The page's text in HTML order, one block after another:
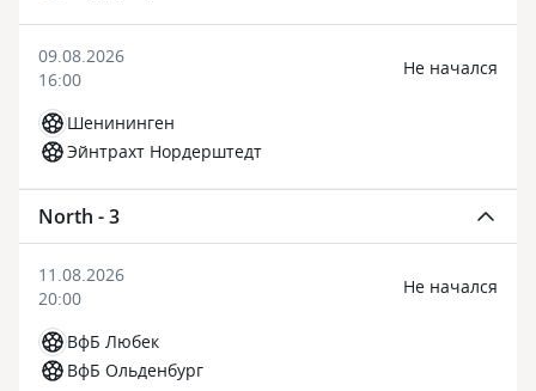
09.08.2026
16:00
Шенининген
Эйнтрахт Нордерштедт
Не начался
North - 3
11.08.2026
20:00
ВфБ Любек
ВфБ Ольденбург
Не начался